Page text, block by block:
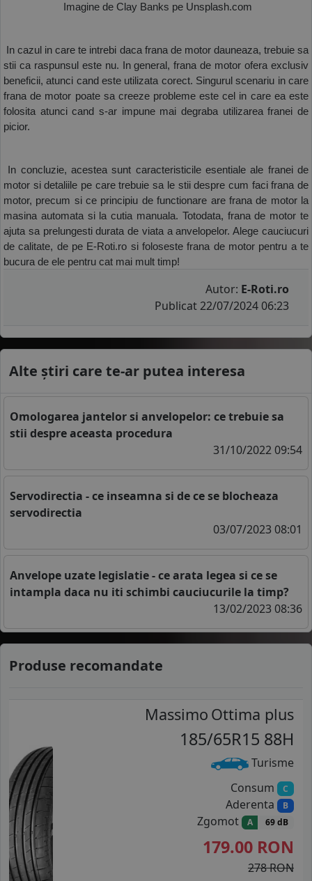
Imagine de Clay Banks pe Unsplash.com
In cazul in care te intrebi daca frana de motor dauneaza, trebuie sa
stii ca raspunsul este nu. In general, frana de motor ofera exclusiv
beneficii, atunci cand este utilizata corect. Singurul scenariu in care
frana de motor poate sa creeze probleme este cel in care ea este
folosita atunci cand s-ar impune mai degraba utilizarea franei de
picior.
In concluzie, acestea sunt caracteristicile esentiale ale franei de
motor si detaliile pe care trebuie sa le stii despre cum faci frana de
motor, precum si ce principiu de functionare are frana de motor la
masina automata si la cutia manuala. Totodata, frana de motor te
ajuta sa prelungesti durata de viata a anvelopelor. Alege cauciucuri
de calitate, de pe E-Roti.ro si foloseste frana de motor pentru a te
bucura de ele pentru cat mai mult timp!
Autor: E-Roti.ro
Publicat 22/07/2024 06:23
Alte știri care te-ar putea interesa
Omologarea jantelor si anvelopelor: ce trebuie sa
stii despre aceasta procedura
31/10/2022 09:54
Servodirectia - ce inseamna si de ce se blocheaza
servodirectia
03/07/2023 08:01
Anvelope uzate legislatie - ce arata legea si ce se
intampla daca nu iti schimbi cauciucurile la timp?
13/02/2023 08:36
Produse recomandate
Massimo Ottima plus
185/65R15 88H
Turisme
Consum C
Aderenta B
Zgomot A 69 dB
179.00 RON
278 RON